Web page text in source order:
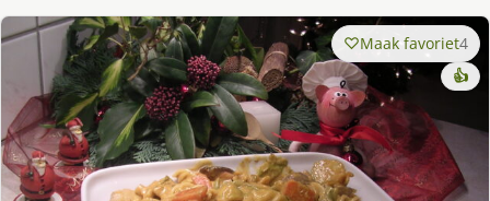
Maak favoriet4
👍